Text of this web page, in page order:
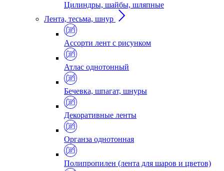
Цилиндры, шайбы, шляпные
Лента, тесьма, шнур
Ассорти лент с рисунком
Атлас однотонный
Бечевка, шпагат, шнуры
Декоративные ленты
Органза однотонная
Полипропилен (лента для шаров и цветов)